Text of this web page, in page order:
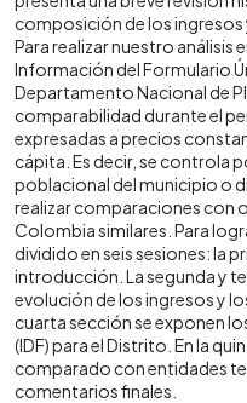
composición de los ingresos
Para realizar nuestro análisis
Información del Formulario
Departamento Nacional de
comparabilidad durante el
expresadas a precios
cápita. Es decir, se controla
poblacional del municipio o
realizar comparaciones con
Colombia similares. Para
dividido en seis sesiones: la
introducción. La segunda y
evolución de los ingresos y
cuarta sección se exponen
(IDF) para el Distrito. En la
comparado con entidades
comentarios finales.